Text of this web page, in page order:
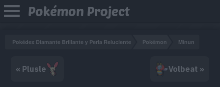
Pokémon Project
Pokédex Diamante Brillante y Perla Reluciente Pokémon Minun
« Plusle Volbeat »